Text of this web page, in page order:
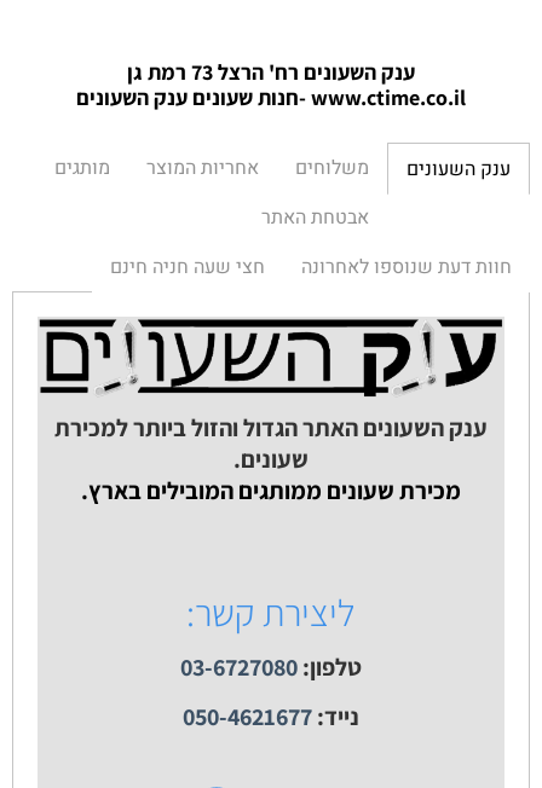
ענק השעונים רח' הרצל 73 רמת גן
www.ctime.co.il-חנות שעונים ענק השעונים
ענק השעונים משלוחים אחריות המוצר
מותגים
אבטחת האתר
חוות דעת שנוספו לאחרונה
חצי שעה חניה חינם
ענק השעונים האתר הגדול והזול ביותר למכירת
שעונים.
מכירת שעונים ממותגים המובילים בארץ.
ליצירת קשר:
טלפון:03-6727080
נייד:050-4621677